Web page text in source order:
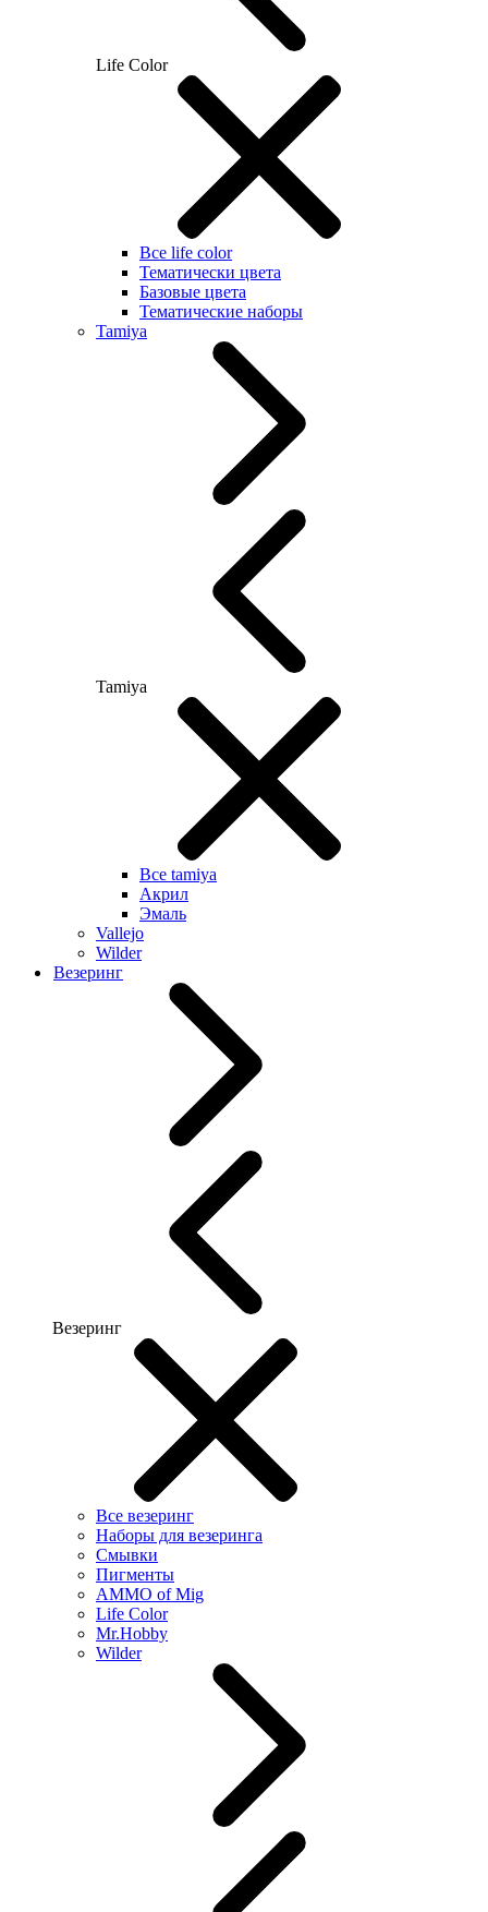
Life Color
Все life color
Тематически цвета
Базовые цвета
Тематические наборы
Tamiya
Tamiya
Все tamiya
Акрил
Эмаль
Vallejo
Wilder
Везеринг
Везеринг
Все везеринг
Наборы для везеринга
Смывки
Пигменты
AMMO of Mig
Life Color
Mr.Hobby
Wilder